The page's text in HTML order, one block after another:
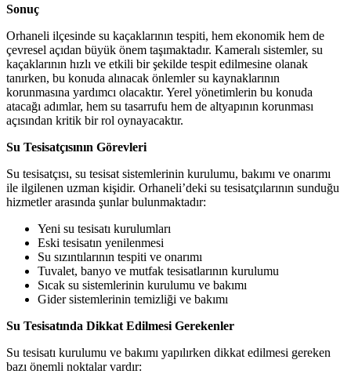
Sonuç
Orhaneli ilçesinde su kaçaklarının tespiti, hem ekonomik hem de
çevresel açıdan büyük önem taşımaktadır. Kameralı sistemler, su
kaçaklarının hızlı ve etkili bir şekilde tespit edilmesine olanak
tanırken, bu konuda alınacak önlemler su kaynaklarının
korunmasına yardımcı olacaktır. Yerel yönetimlerin bu konuda
atacağı adımlar, hem su tasarrufu hem de altyapının korunması
açısından kritik bir rol oynayacaktır.
Su Tesisatçısının Görevleri
Su tesisatçısı, su tesisat sistemlerinin kurulumu, bakımı ve onarımı
ile ilgilenen uzman kişidir. Orhaneli’deki su tesisatçılarının sunduğu
hizmetler arasında şunlar bulunmaktadır:
Yeni su tesisatı kurulumları
Eski tesisatın yenilenmesi
Su sızıntılarının tespiti ve onarımı
Tuvalet, banyo ve mutfak tesisatlarının kurulumu
Sıcak su sistemlerinin kurulumu ve bakımı
Gider sistemlerinin temizliği ve bakımı
Su Tesisatında Dikkat Edilmesi Gerekenler
Su tesisatı kurulumu ve bakımı yapılırken dikkat edilmesi gereken
bazı önemli noktalar vardır: